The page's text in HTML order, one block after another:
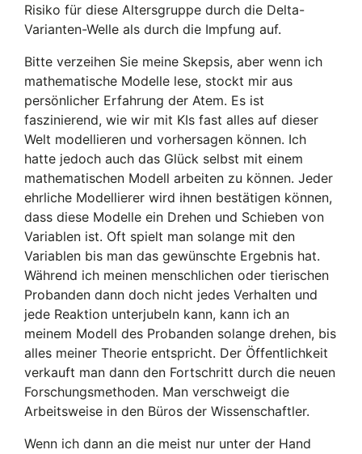
Risiko für diese Altersgruppe durch die Delta-
Varianten-Welle als durch die Impfung auf.
Bitte verzeihen Sie meine Skepsis, aber wenn ich
mathematische Modelle lese, stockt mir aus
persönlicher Erfahrung der Atem. Es ist
faszinierend, wie wir mit KIs fast alles auf dieser
Welt modellieren und vorhersagen können. Ich
hatte jedoch auch das Glück selbst mit einem
mathematischen Modell arbeiten zu können. Jeder
ehrliche Modellierer wird ihnen bestätigen können,
dass diese Modelle ein Drehen und Schieben von
Variablen ist. Oft spielt man solange mit den
Variablen bis man das gewünschte Ergebnis hat.
Während ich meinen menschlichen oder tierischen
Probanden dann doch nicht jedes Verhalten und
jede Reaktion unterjubeln kann, kann ich an
meinem Modell des Probanden solange drehen, bis
alles meiner Theorie entspricht. Der Öffentlichkeit
verkauft man dann den Fortschritt durch die neuen
Forschungsmethoden. Man verschweigt die
Arbeitsweise in den Büros der Wissenschaftler.
Wenn ich dann an die meist nur unter der Hand